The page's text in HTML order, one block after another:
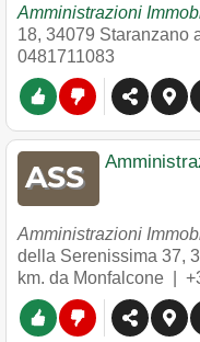
Amministrazioni
18, 34079 Staranzano
0481711083
Amministrazioni
della Serenissima 37,
km. da Monfalcone |